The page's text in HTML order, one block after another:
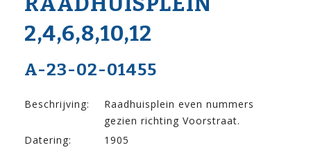
2,4,6,8,10,12
A-23-02-01455
Beschrijving:
Raadhuisplein even nummers
gezien richting Voorstraat.
Datering:
1905